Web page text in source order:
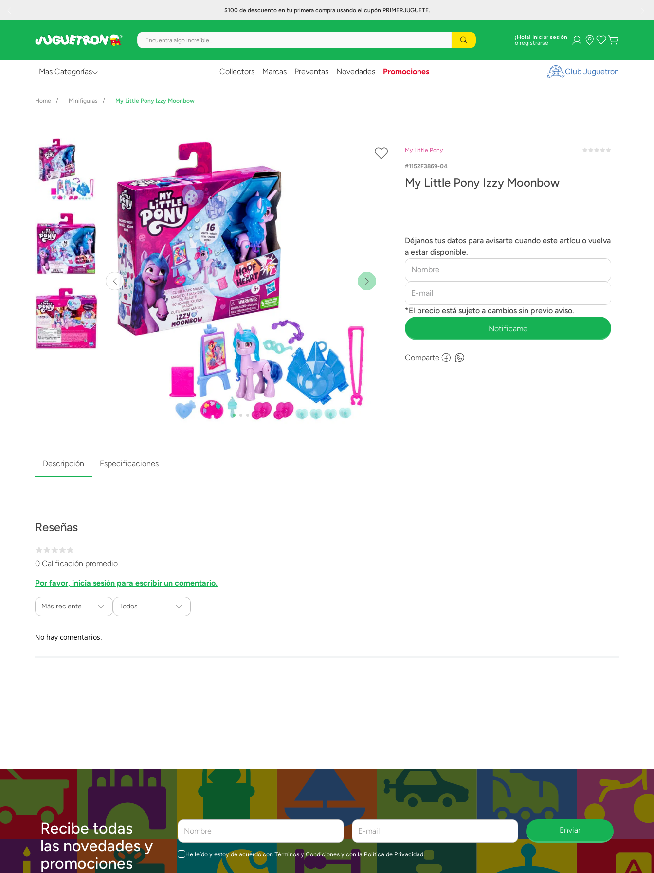
$100 de descuento en tu primera compra usando el cupón PRIMERJUGUETE.
Encuentra algo increíble... ¡Hola! Iniciar sesión
Mas Categorías
Creatividad y Arte
Figuras de Acción
Gadgets y Electrónicos
Lanzadores
Muñecas
Construcción
Peluches
Vehículos y Pistas
Collectors Marcas Preventas Novedades Promociones Club Juguetron
Minifiguras My Little Pony Izzy Moonbow
My Little Pony
1152F3869-04
My Little Pony Izzy Moonbow
Déjanos tus datos para avisarte cuando este artículo vuelva
a estar disponible.
Comparte
Descripción Especificaciones
Reseñas
0 Calificación promedio
Por favor, inicia sesión para escribir un comentario.
Más reciente Todos
No hay comentarios.
Recibe todas
las novedades y
promociones
Enviar
He leído y estoy de acuerdo con Términos y Condiciones y con la Política de Privacidad.